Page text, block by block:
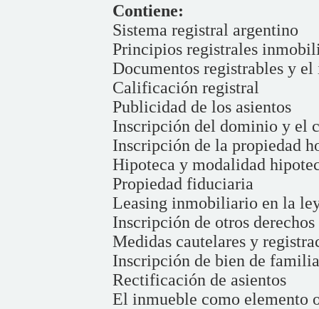
Contiene:
Sistema registral argentino
Principios registrales
Documentos registrables y
Calificación registral
Publicidad de los asientos
Inscripción del dominio y el
Inscripción de la propiedad
Hipoteca y modalidad
Propiedad fiduciaria
Leasing inmobiliario en la
Inscripción de otros derechos
Medidas cautelares y
Inscripción de bien de familia
Rectificación de asientos
El inmueble como elemento